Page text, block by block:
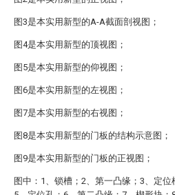
图3是本实用新型的A-A截面剖视图；
图4是本实用新型的顶视图；
图5是本实用新型的仰视图；
图6是本实用新型的左视图；
图7是本实用新型的右视图；
图8是本实用新型的门板的结构示意图；
图9是本实用新型的门板的正视图；
图中：1、锁槽；2、第一凸缘；3、定位